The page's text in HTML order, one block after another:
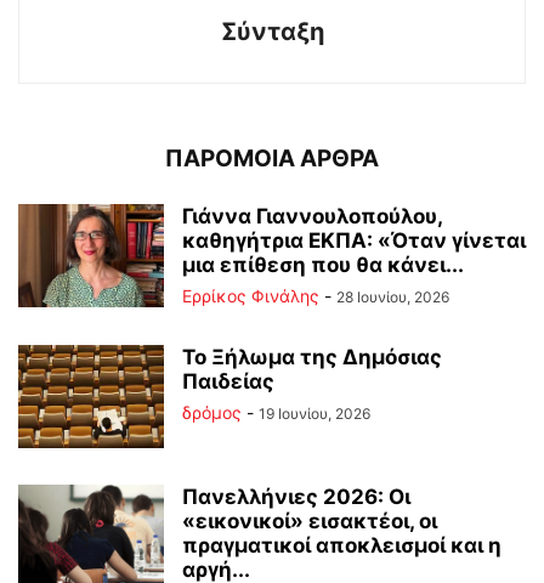
Σύνταξη
ΠΑΡΟΜΟΙΑ ΑΡΘΡΑ
Γιάννα Γιαννουλοπούλου,
καθηγήτρια ΕΚΠΑ: «Όταν γίνεται
μια επίθεση που θα κάνει...
Ερρίκος Φινάλης - 28 Ιουνίου, 2026
Το Ξήλωμα της Δημόσιας
Παιδείας
δρόμος - 19 Ιουνίου, 2026
Πανελλήνιες 2026: Οι
«εικονικοί» εισακτέοι, οι
πραγματικοί αποκλεισμοί και η
αργή...